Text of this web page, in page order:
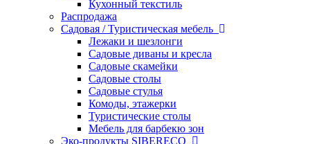
Кухонный текстиль
Распродажа
Садовая / Туристическая мебель
Лежаки и шезлонги
Садовые диваны и кресла
Садовые скамейки
Садовые столы
Садовые стулья
Комоды, этажерки
Туристические столы
Мебель для барбекю зон
Эко-продукты SIBERECO